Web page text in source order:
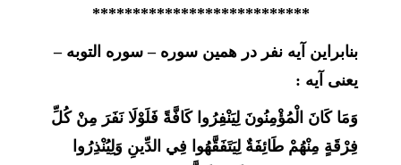
***************************
بنابراین آیه نفر در همین سوره – سوره التوبه –
یعنی آیه :
وَمَا كَانَ الْمُؤْمِنُونَ لِيَنْفِرُوا كَافَّةً فَلَوْلَا نَفَرَ مِنْ كُلِّ
فِرْقَةٍ مِنْهُمْ طَائِفَةٌ لِيَتَفَقَّهُوا فِي الدِّينِ وَلِيُنْذِرُوا